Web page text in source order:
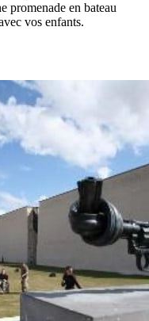
promenade en bateau
vos enfants.